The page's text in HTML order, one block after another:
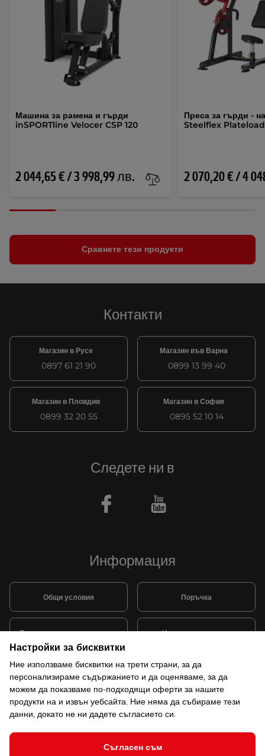
Машина за рамена и гърди
inSPORTline Velocer CSP 120
2 044,65 € / 3 998,99 лв.
Преса за гърди -
Steelflex
2 070,20 € / 4
Сравнете тези продукти
Контакти
Магазин в Русе
0897 61 21 90
Магазин във Варна
0899 13 99 40
Магазин в Пловдив
0899 32 20 55
Магазин в София
0895 52 10 14
Информация
Общи условия Поръчка
Видове и цена за транспорт Начини на плащане
Система за лоялни клиенти Монтаж и поддръжка
Рекламации и гаранция
Следете ни в
Facebook Youtube
Настройки за бисквитки
Ние използваме бисквитки на трети страни, за да
персонализираме съдържанието и да оценяваме, за да
можем да показваме по-подходящи оферти за нашите
продукти на и извън уебсайта. Ние няма да събираме тези
данни, докато не ни дадете съгласието си.
Съгласен съм